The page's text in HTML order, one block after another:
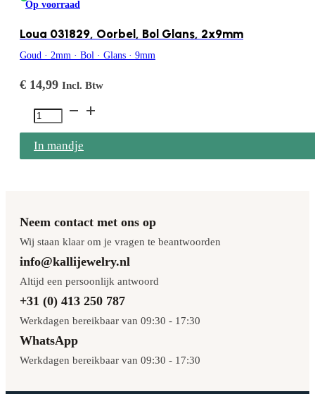
Op voorraad
Loua 031829, Oorbel, Bol Glans, 2x9mm
Goud · 2mm · Bol · Glans · 9mm
€ 14,99 Incl. Btw
Loua
031829,
Oorbel,
aantal
In mandje
Neem contact met ons op
Wij staan klaar om je vragen te beantwoorden
info@kallijewelry.nl
Altijd een persoonlijk antwoord
+31 (0) 413 250 787
Werkdagen bereikbaar van 09:30 - 17:30
WhatsApp
Werkdagen bereikbaar van 09:30 - 17:30